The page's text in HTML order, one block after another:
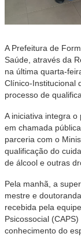
A Prefeitura de
Saúde, através da
na última quarta-
Clínico-Institucional
processo de
A iniciativa integra
em chamada
parceria com o
qualificação do
de álcool e outras
Pela manhã, a
mestre e
recebida pela
Psicossocial
conhecimento do